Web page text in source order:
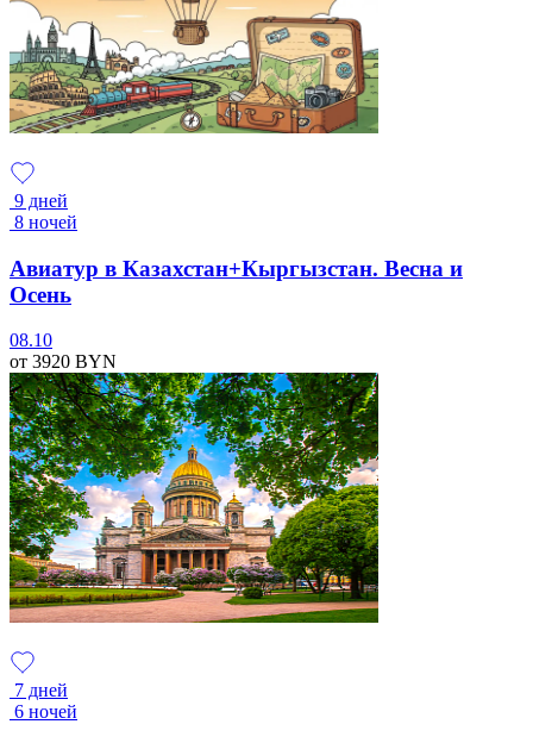
9 дней
8 ночей
Авиатур в Казахстан+Кыргызстан. Весна и
Осень
08.10
от 3920 BYN
7 дней
6 ночей